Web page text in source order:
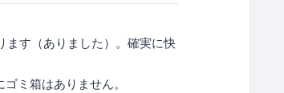
ます（ありました）。確実に快
ミ箱はありません。